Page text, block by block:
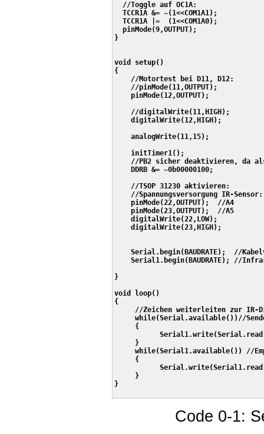
  //Toggle auf OC1A:
  TCCR1A &= ~(1<<COM1A1);
  TCCR1A |=  (1<<COM1A0);
  pinMode(9,OUTPUT);
}
void setup()
{
    //Motortest bei D11, D12:
    //pinMode(11,OUTPUT);
    pinMode(12,OUTPUT);
    //digitalWrite(11,HIGH);
    digitalWrite(12,HIGH);
    analogWrite(11,15);
    initTimer1();
//PB2 sicher deaktivieren, da
    DDRB &= ~0b00000100;
    //TSOP 31230 aktivieren:
    //Spannungsversorgung IR-Sensor:
    pinMode(22,OUTPUT);  //A4
    pinMode(23,OUTPUT);  //A5
    digitalWrite(22,LOW);
    digitalWrite(23,HIGH);
Serial.begin(BAUDRATE);  //
Serial1.begin(BAUDRATE); //
}
void loop()
{
//Zeichen weiterleiten zur IR-
while(Serial.available())//
     {
     }
while(Serial1.available()) //
     {
     }
}
Code 0-1: